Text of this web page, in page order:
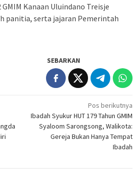
Kanaan Uluindano Treisje
panitia, serta jajaran Pemerintah
SEBARKAN
Pos berikutnya
Ibadah Syukur HUT 179 Tahun GMIM
Syaloom Sarongsong, Walikota:
Gereja Bukan Hanya Tempat
Ibadah